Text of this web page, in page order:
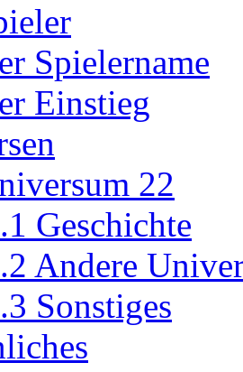
Spielername
Einstieg
22
Geschichte
Andere
Sonstiges